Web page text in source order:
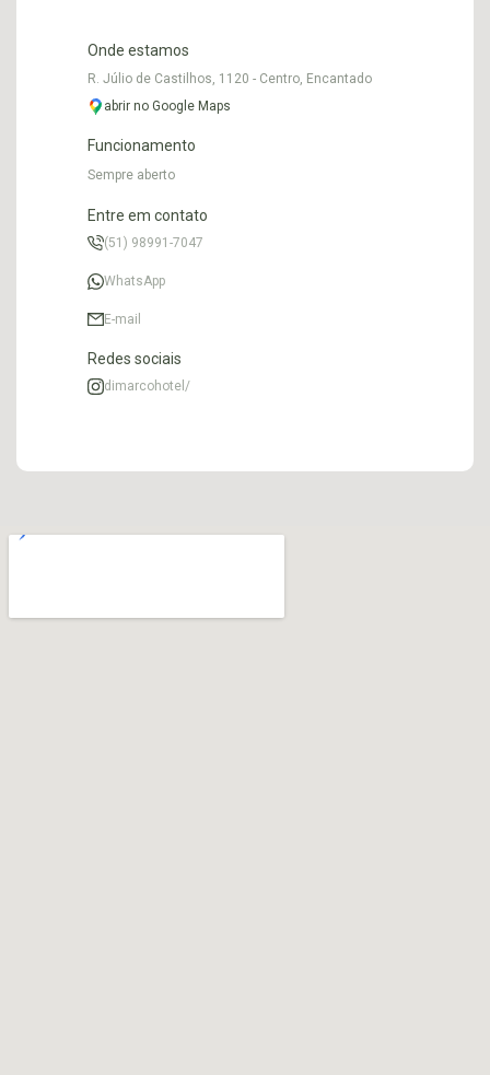
Onde estamos
R. Júlio de Castilhos, 1120 - Centro, Encantado
abrir no Google Maps
Funcionamento
Sempre aberto
Entre em contato
(51) 98991-7047
WhatsApp
E-mail
Redes sociais
dimarcohotel/